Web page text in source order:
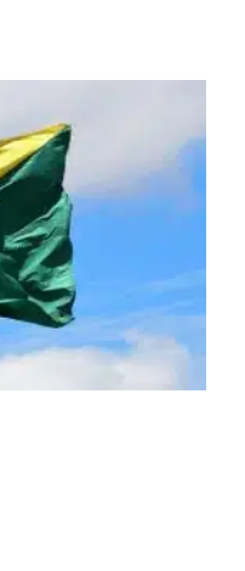
“fraude à licitação” é
escolha racional de